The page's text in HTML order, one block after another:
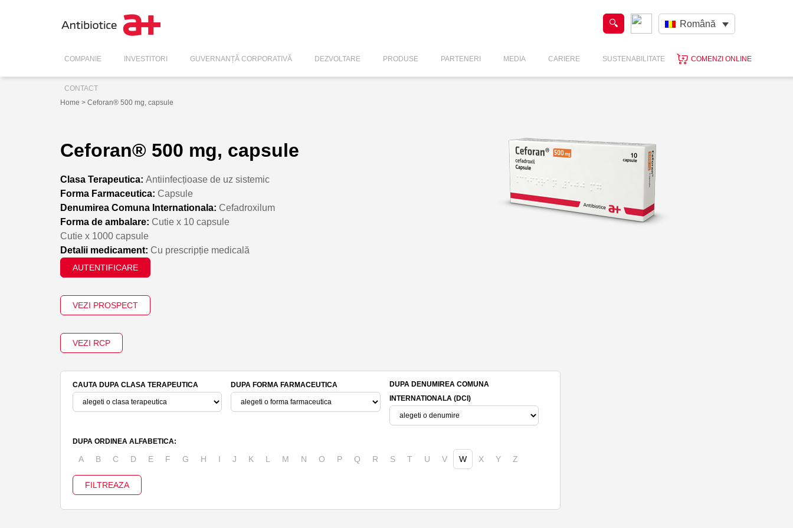
Română
COMPANIE INVESTITORI GUVERNANȚĂ CORPORATIVĂ DEZVOLTARE PRODUSE PARTENERI MEDIA CARIERE SUSTENABILITATE COMENZI ONLINE
CONTACT
Home > Ceforan® 500 mg, capsule
Ceforan® 500 mg, capsule
Clasa Terapeutica: Antiinfecțioase de uz sistemic
Forma Farmaceutica: Capsule
Denumirea Comuna Internationala: Cefadroxilum
Forma de ambalare: Cutie x 10 capsule
Cutie x 1000 capsule
Detalii medicament: Cu prescripție medicală
AUTENTIFICARE
VEZI PROSPECT
VEZI RCP
CAUTA DUPA CLASA TERAPEUTICA DUPA FORMA FARMACEUTICA
DUPA DENUMIREA COMUNA
INTERNATIONALA (DCI)
DUPA ORDINEA ALFABETICA:
A B C D E F G H I J K L M N O P Q R S T U V W X Y Z